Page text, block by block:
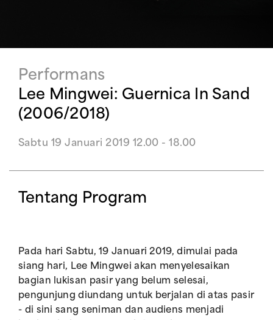
Performans
Lee Mingwei: Guernica In Sand
(2006/2018)
Sabtu 19 Januari 2019 12.00 - 18.00
Tentang Program
Pada hari Sabtu, 19 Januari 2019, dimulai pada
siang hari, Lee Mingwei akan menyelesaikan
bagian lukisan pasir yang belum selesai,
pengunjung diundang untuk berjalan di atas pasir
- di sini sang seniman dan audiens menjadi